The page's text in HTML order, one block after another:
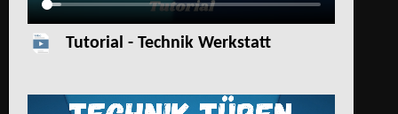
Tutorial - Technik Werkstatt